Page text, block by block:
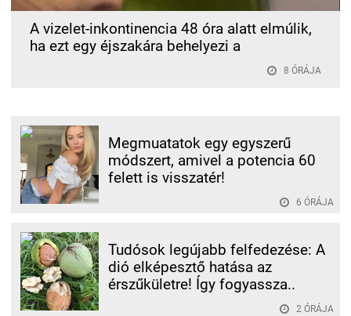
A vizelet-inkontinencia 48 óra alatt elmúlik,
ha ezt egy éjszakára behelyezi a
8 ÓRÁJA
Megmuatatok egy egyszerű
módszert, amivel a potencia 60
felett is visszatér!
6 ÓRÁJA
Tudósok legújabb felfedezése: A
dió elképesztő hatása az
érszűkületre! Így fogyassza..
2 ÓRÁJA